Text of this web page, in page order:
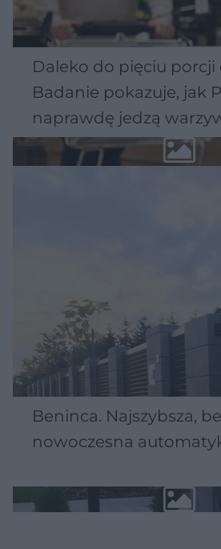
Daleko do pięciu porcji
Badanie pokazuje, jak
naprawdę jedzą
Beninca. Najszybsza,
nowoczesna